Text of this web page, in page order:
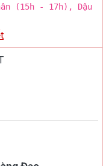
(15h - 17h), Dậu